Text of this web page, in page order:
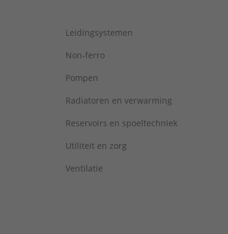
Leidingsystemen
Non-ferro
Pompen
Radiatoren en verwarming
Reservoirs en spoeltechniek
Utiliteit en zorg
Ventilatie